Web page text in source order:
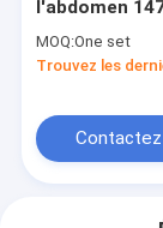
l'abdomen
laser à fibre
zone de
MOQ:One set
Trouvez les
Contactez